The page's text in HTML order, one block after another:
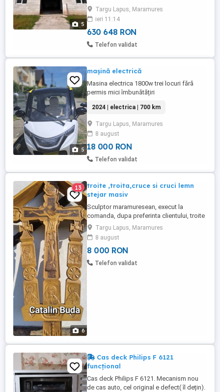
5
înăuntru,14 ari de teren locație e la drumul
national rogoz lăpușul românesc 5 km de
Târgu Lăpuș ...
Targu Lapus, Maramures
ieri 11:14
630 648 RON
Telefon validat
5
mașină electrică
Masina electrica 1800w trei locuri fără
permis mici îmbunătățiri
2024 | electrica | 700 km
Targu Lapus, Maramures
8 august
18 000 RON
Telefon validat
6
13
troite ,troita,cruce si cruci lemn
stejar masiv
Sculptor maramuresean, execut la
comanda, dupa preferinta clientului, troite
si cruci sculptate manual,de dimensiuni
diferite , in lemn de stejar, porti
maramuresene, obiecte populare, icoane
si multe alte obiecte traditionale
maramuresene(cauce, scafe, pecetare,
Targu Lapus, Maramures
8 august
8 000 RON
Telefon validat
Cas deck Philips F 6121
funcțional
Cas deck Philips F 6121. Mecanism nou
de cas auto, cel original e defect( îl dețin).